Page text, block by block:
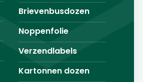
Brievenbusdozen
Noppenfolie
Verzendlabels
Kartonnen dozen